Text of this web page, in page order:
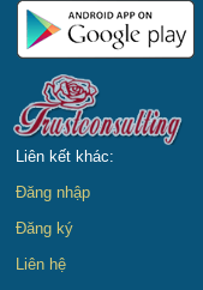
Liên kết khác:
Đăng nhập
Đăng ký
Liên hệ